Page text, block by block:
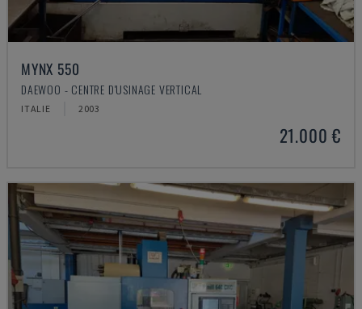
MYNX 550
DAEWOO - CENTRE D'USINAGE VERTICAL
ITALIE 2003
21.000 €